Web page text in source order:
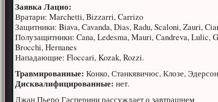
Заявка Лацио:
Вратари: Marchetti, Bizzarri, Carrizo
Защитники: Biava, Cavanda, Dias, Radu, Scaloni, Zauri,
Полузащитники: Cana, Ledesma, Mauri, Candreva, Lulic,
Brocchi, Hernanes
Нападающие: Floccari, Kozak, Rozzi.
Травмированные: Конко, Станкявичюс, Клозе,
Дисквалифицированные: нет.
Джан Пьеро Гасперини рассуждает о завтрашнем